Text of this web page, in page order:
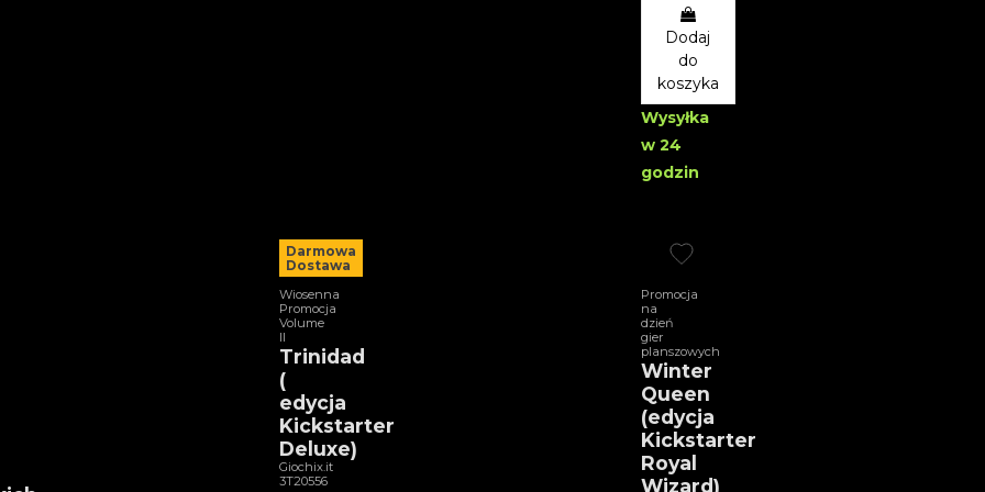
Dodaj
do
koszyka
Wysyłka
w 24
godzin
Darmowa
Dostawa
Wiosenna
Promocja
Volume
II
Trinidad
(
edycja
Kickstarter
Deluxe)
Giochix.it
3T20556
Promocja
na
dzień
gier
planszowych
Winter
Queen
(edycja
Kickstarter
Royal
Wizard)